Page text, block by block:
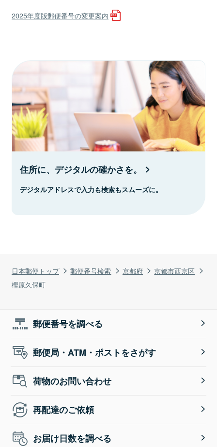
日本郵便トップ 郵便番号検索 京都府
京都市西京区
樫原久保町
2025年度版郵便番号の変更案内
住所に、デジタルの確かさを。
デジタルアドレスで入力も検索もスムーズに。
郵便番号を調べる
郵便局・ATM・ポストをさがす
荷物のお問い合わせ
再配達のご依頼
お届け日数を調べる